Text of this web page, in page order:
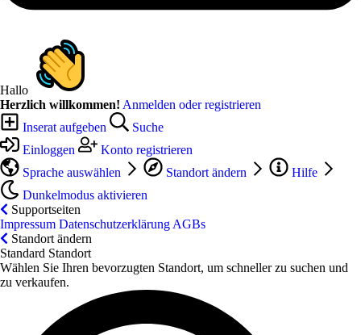
Hallo
Herzlich willkommen! Anmelden oder registrieren
Inserat aufgeben
Suche
Einloggen
Konto registrieren
Sprache auswählen
Standort ändern
Hilfe
Dunkelmodus aktivieren
Supportseiten
Impressum Datenschutzerklärung AGBs
Standort ändern
Standard Standort
Wählen Sie Ihren bevorzugten Standort, um schneller zu suchen und
zu verkaufen.